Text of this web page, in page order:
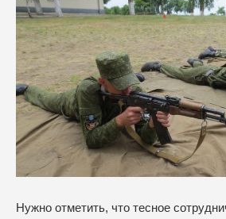
Нужно отметить, что тесное